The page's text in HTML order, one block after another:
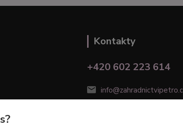
Kontakty
+420 602 223 614